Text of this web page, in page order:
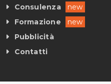
Consulenza
new
Formazione
new
Pubblicità
Contatti